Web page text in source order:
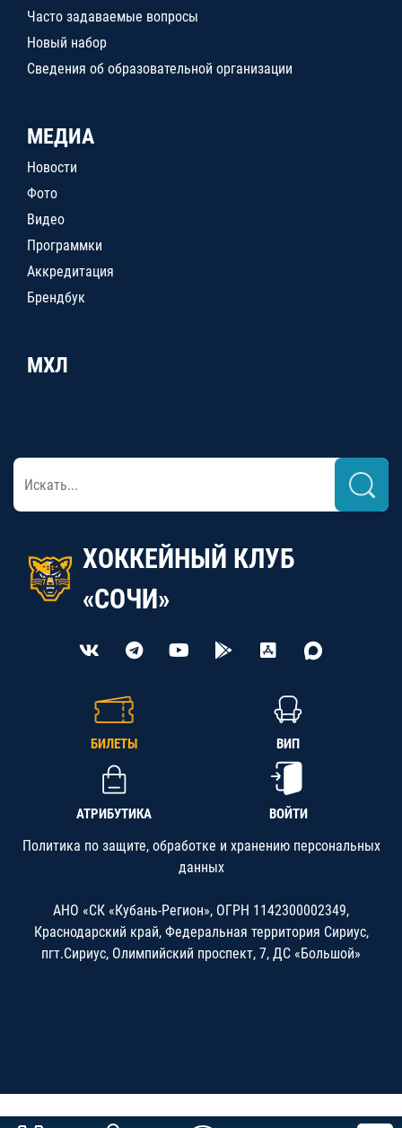
Часто задаваемые вопросы
Новый набор
Сведения об образовательной организации
МЕДИА
Новости
Фото
Видео
Программки
Аккредитация
Брендбук
МХЛ
ХОККЕЙНЫЙ КЛУБ
«СОЧИ»
БИЛЕТЫ ВИП
АТРИБУТИКА ВОЙТИ
Политика по защите, обработке и хранению персональных
данных
АНО «СК «Кубань-Регион», ОГРН 1142300002349,
Краснодарский край, Федеральная территория Сириус,
пгт.Сириус, Олимпийский проспект, 7, ДС «Большой»